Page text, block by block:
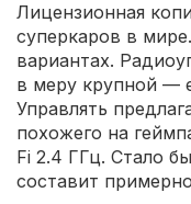
Лицензионная
суперкаров в
вариантах.
в меру крупной —
Управлять
похожего на
Fi 2.4 ГГц. Стало
составит